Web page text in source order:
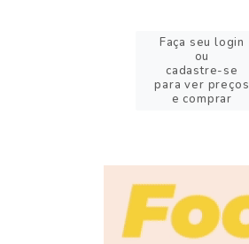
Faça seu login
ou
cadastre-se
para ver preços
e comprar